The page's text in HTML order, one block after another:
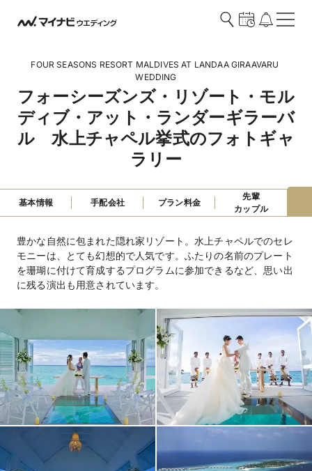
FOUR SEASONS RESORT MALDIVES AT LANDAA GIRAAVARU
WEDDING
フォーシーズンズ・リゾート・モル
ディブ・アット・ランダーギラーバ
ル　水上チャペル挙式のフォトギャ
ラリー
基本情報 手配会社 プラン料金
先輩
カップル
豊かな自然に包まれた隠れ家リゾート。水上チャペルでのセレ
モニーは、とても幻想的で人気です。ふたりの名前のプレート
を珊瑚に付けて育成するプログラムに参加できるなど、思い出
に残る演出も用意されています。